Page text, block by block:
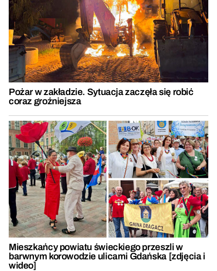
Pożar w zakładzie. Sytuacja zaczęła się robić
coraz groźniejsza
Mieszkańcy powiatu świeckiego przeszli w
barwnym korowodzie ulicami Gdańska [zdjęcia i
wideo]